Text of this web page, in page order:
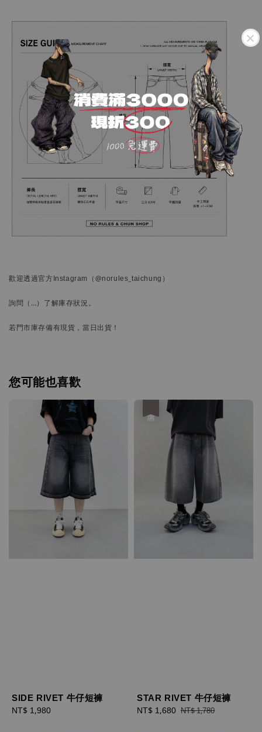
歡迎透過官方Instagram （@norules_taichung）
詢問 （…） 了解庫存狀況。
若門市庫存備有現貨，當日出貨！
您可能也喜歡
SIDE RIVET 牛仔短褲
Regular
NT$ 1,980
STAR RIVET 牛仔短褲
Sale
NT$ 1,680 Regular
NT$ 1,780